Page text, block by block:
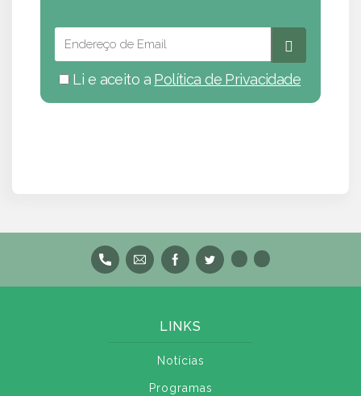
Li e aceito a Política de Privacidade
LINKS
Notícias
Programas